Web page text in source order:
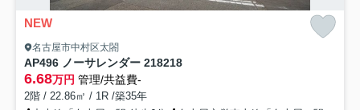
NEW
名古屋市中村区太閤
AP496 ノーサレンダー 218218
6.68万円 管理/共益費-
2階 / 22.86㎡ / 1R /築35年